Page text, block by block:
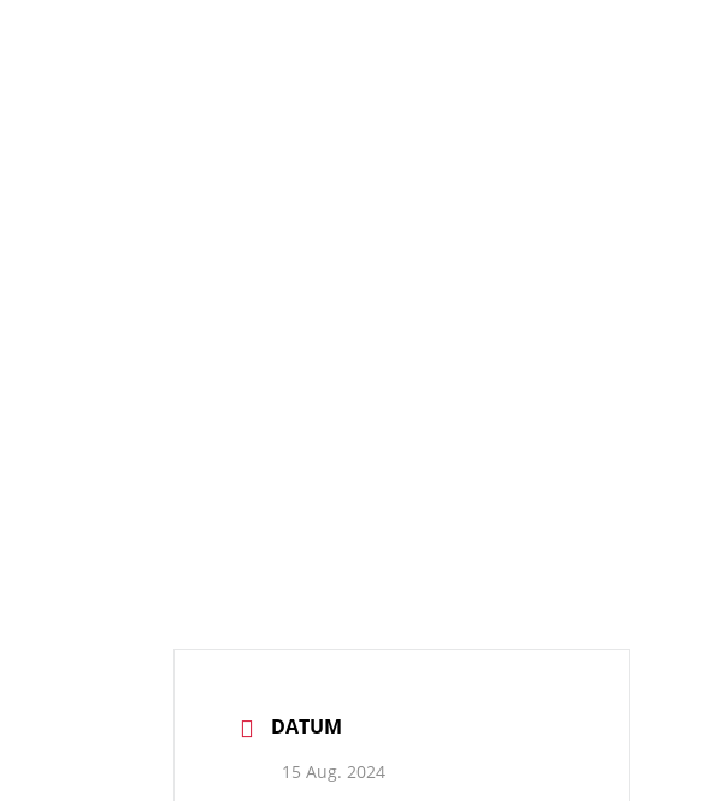
DATUM
15 Aug. 2024